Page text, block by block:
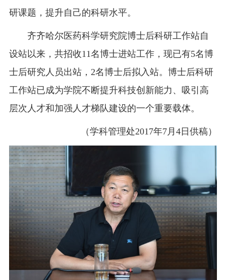
研课题，提升自己的科研水平。
齐齐哈尔医药科学研究院博士后科研工作站自
设站以来，共招收11名博士进站工作，现已有5名博
士后研究人员出站，2名博士后拟入站。博士后科研
工作站已成为学院不断提升科技创新能力、吸引高
层次人才和加强人才梯队建设的一个重要载体。
（学科管理处2017年7月4日供稿）